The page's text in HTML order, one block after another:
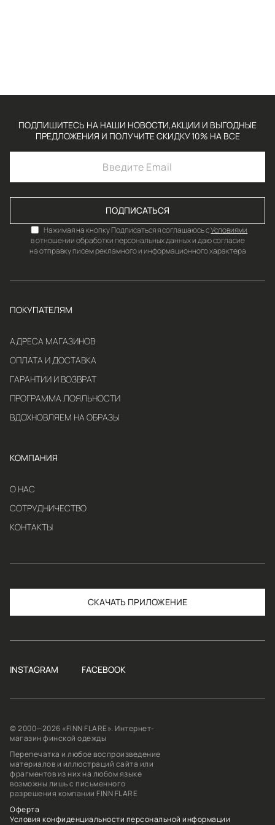
ПОДПИШИТЕСЬ НА НАШИ НОВОСТИ,АКЦИИ И ВЫГОДНЫЕ
ПРЕДЛОЖЕНИЯ И ПОЛУЧИТЕ СКИДКУ 10% НА ВСЕ
ПОДПИСАТЬСЯ
Нажимая на кнопку Подписаться я соглашаюсь сУсловиями
в отношении обработки персональных данных и даю согласие
на отправку писем рекламного и информационного характера
ПОКУПАТЕЛЯМ
АДРЕСА МАГАЗИНОВ
ОПЛАТА И ДОСТАВКА
ГАРАНТИИ И ВОЗВРАТ
ПРОГРАММА ЛОЯЛЬНОСТИ
ВДОХНОВЛЯЕМ НА ОБРАЗЫ
КОМПАНИЯ
О НАС
СОТРУДНИЧЕСТВО
КОНТАКТЫ
СКАЧАТЬ
INSTAGRAM FACEBOOK
© 2000—2026 «FINN FLARE». Интернет-
магазин финской одежды
Перепечатка и любое воспроизведение
материалов и иллюстраций сайта или
фрагментов из них на любом языке
возможны лишь с письменного
разрешения компании FINN FLARE
Оферта
Условия конфиденциальности персональной информации